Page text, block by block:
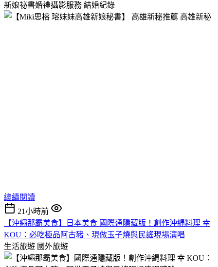
新娘祕書婚禮攝影服務 結婚紀錄
繼續閱讀
21小時前
​【沖繩那霸美食】日本美食 國際通隱藏版！創作沖縄料理 幸
KOU：必吃極品阿古豬、現做玉子燒與民謠現場演唱
生活旅遊 國外旅遊